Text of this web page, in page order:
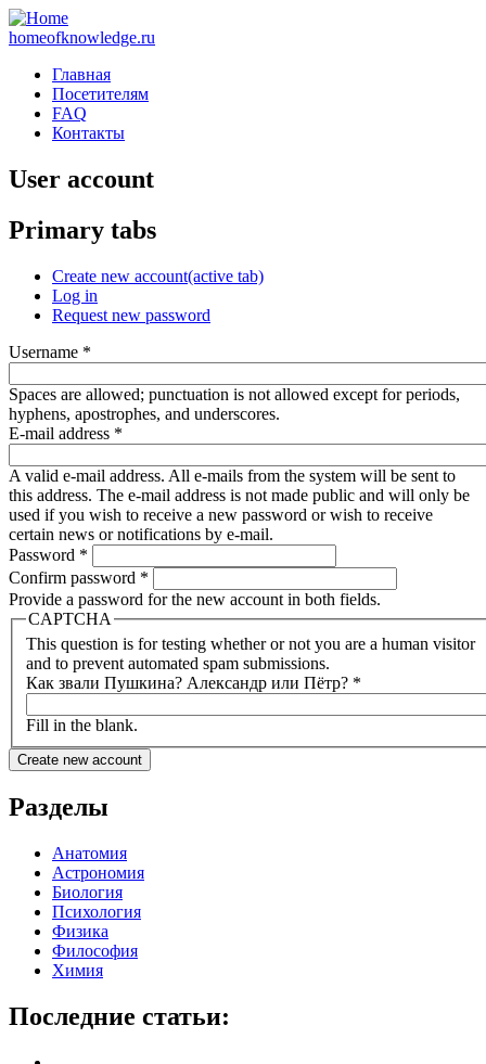
homeofknowledge.ru
Главная
Посетителям
FAQ
Контакты
User account
Primary tabs
Create new account(active tab)
Log in
Request new password
Username *
Spaces are allowed; punctuation is not allowed except for periods,
hyphens, apostrophes, and underscores.
E-mail address *
A valid e-mail address. All e-mails from the system will be sent to
this address. The e-mail address is not made public and will only be
used if you wish to receive a new password or wish to receive
certain news or notifications by e-mail.
Password *
Confirm password *
Provide a password for the new account in both fields.
CAPTCHA
This question is for testing whether or not you are a human visitor
and to prevent automated spam submissions.
Как звали Пушкина? Александр или Пётр? *
Fill in the blank.
Разделы
Анатомия
Астрономия
Биология
Психология
Физика
Философия
Химия
Последние статьи: